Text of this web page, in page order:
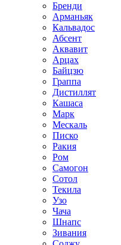
Бренди
Арманьяк
Кальвадос
Абсент
Аквавит
Арцах
Байцзю
Граппа
Дистиллят
Кашаса
Марк
Мескаль
Писко
Ракия
Ром
Самогон
Сотол
Текила
Узо
Чача
Шнапс
Зивания